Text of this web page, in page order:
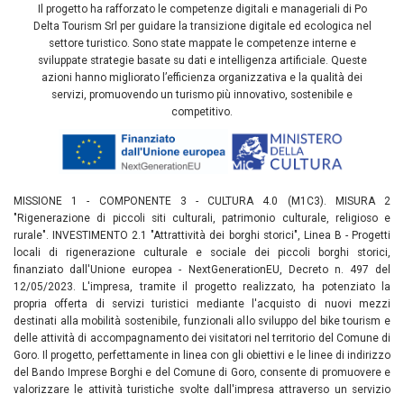
Il progetto ha rafforzato le competenze digitali e manageriali di Po
Delta Tourism Srl per guidare la transizione digitale ed ecologica nel
settore turistico. Sono state mappate le competenze interne e
sviluppate strategie basate su dati e intelligenza artificiale. Queste
azioni hanno migliorato l’efficienza organizzativa e la qualità dei
servizi, promuovendo un turismo più innovativo, sostenibile e
competitivo.
MISSIONE 1 - COMPONENTE 3 - CULTURA 4.0 (M1C3). MISURA 2
"Rigenerazione di piccoli siti culturali, patrimonio culturale, religioso e
rurale". INVESTIMENTO 2.1 "Attrattività dei borghi storici", Linea B - Progetti
locali di rigenerazione culturale e sociale dei piccoli borghi storici,
finanziato dall'Unione europea - NextGenerationEU, Decreto n. 497 del
12/05/2023. L'impresa, tramite il progetto realizzato, ha potenziato la
propria offerta di servizi turistici mediante l'acquisto di nuovi mezzi
destinati alla mobilità sostenibile, funzionali allo sviluppo del bike tourism e
delle attività di accompagnamento dei visitatori nel territorio del Comune di
Goro. Il progetto, perfettamente in linea con gli obiettivi e le linee di indirizzo
del Bando Imprese Borghi e del Comune di Goro, consente di promuovere e
valorizzare le attività turistiche svolte dall'impresa attraverso un servizio